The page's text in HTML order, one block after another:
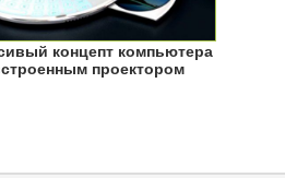
концепт компьютера
проектором